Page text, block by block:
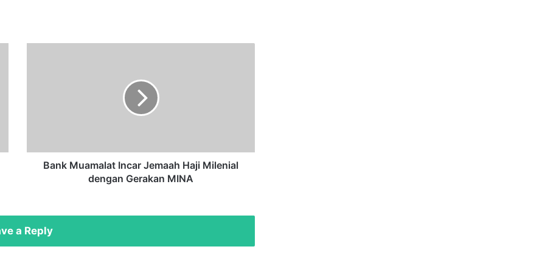
a
n
c
Bank Muamalat Incar Jemaah Haji Milenial
dengan Gerakan MINA
a Reply